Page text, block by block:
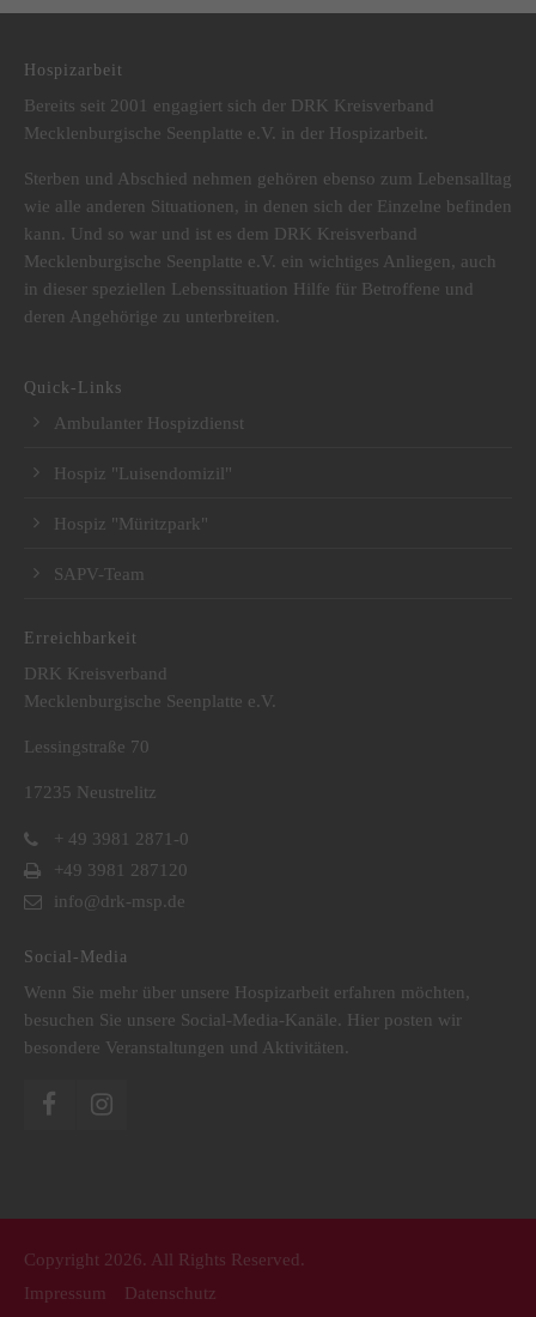
Hospizarbeit
Bereits seit 2001 engagiert sich der DRK Kreisverband
Mecklenburgische Seenplatte e.V. in der Hospizarbeit.
Sterben und Abschied nehmen gehören ebenso zum Lebensalltag
wie alle anderen Situationen, in denen sich der Einzelne befinden
kann. Und so war und ist es dem DRK Kreisverband
Mecklenburgische Seenplatte e.V. ein wichtiges Anliegen, auch
in dieser speziellen Lebenssituation Hilfe für Betroffene und
deren Angehörige zu unterbreiten.
Quick-Links
Ambulanter Hospizdienst
Hospiz "Luisendomizil"
Hospiz "Müritzpark"
SAPV-Team
Erreichbarkeit
DRK Kreisverband
Mecklenburgische Seenplatte e.V.
Lessingstraße 70
17235 Neustrelitz
+ 49 3981 2871-0
+49 3981 287120
info@drk-msp.de
Social-Media
Wenn Sie mehr über unsere Hospizarbeit erfahren möchten,
besuchen Sie unsere Social-Media-Kanäle. Hier posten wir
besondere Veranstaltungen und Aktivitäten.
Copyright 2026. All Rights Reserved.
Impressum
Datenschutz